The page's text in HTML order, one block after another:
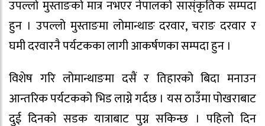
उपल्लो मुस्ताङको मात्र नभएर नेपालको सास्ंकृतिक सम्पदा
हुन । उपल्लो मुस्ताङमा लोमान्थाङ दरवार, चराङ दरवार र
घमी दरवारनै पर्यटकका लागी आकर्षणका सम्पदा हुन ।
विशेष गरि लोमान्थाङमा दसैं र तिहारको बिदा मनाउन
आन्तरिक पर्यटकको भिड लाग्ने गर्दछ । यस ठाउँमा पोखराबाट
दुई दिनको सडक यात्राबाट पुग्न सकिन्छ । पहिलो दिन